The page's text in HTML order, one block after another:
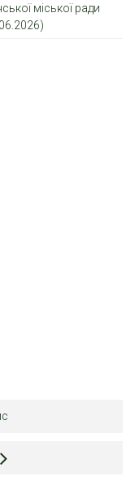
міської ради